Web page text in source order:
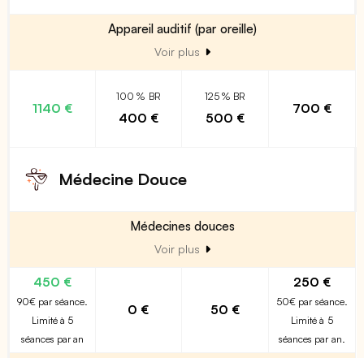
Appareil auditif (par oreille)
Voir plus
1140 €
100 % BR
400 €
125 % BR
500 €
700 €
Médecine Douce
Médecines douces
Voir plus
450 €
90€ par séance.
Limité à 5
séances par an
0 € 50 €
250 €
50€ par séance.
Limité à 5
séances par an.